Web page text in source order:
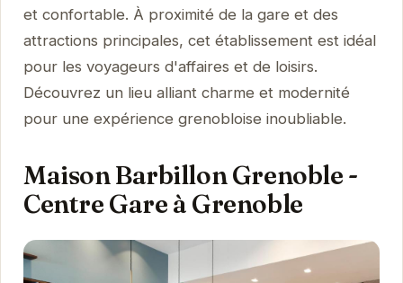
et confortable. À proximité de la gare et des
attractions principales, cet établissement est idéal
pour les voyageurs d'affaires et de loisirs.
Découvrez un lieu alliant charme et modernité
pour une expérience grenobloise inoubliable.
Maison Barbillon Grenoble -
Centre Gare à Grenoble